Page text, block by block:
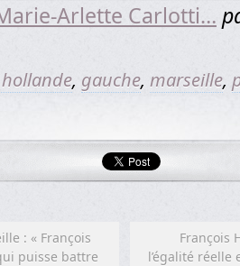
Arlette Carlotti…
, gauche, marseille,
: « François
puisse battre
François
l’égalité réelle